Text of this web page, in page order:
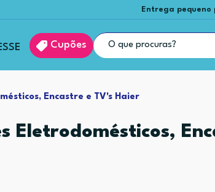
Entrega
Cupões
Encastre e TV's Haier
Eletrodomésticos,